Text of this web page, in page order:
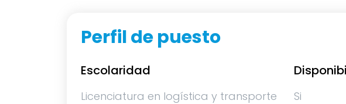
Perfil de puesto
Escolaridad
Licenciatura en logística y transporte
Si